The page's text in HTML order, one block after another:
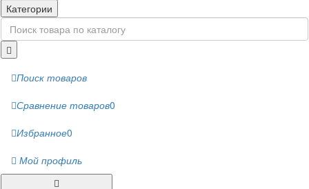
Категории
Поиск товаров
Сравнение товаров0
Избранное0
Мой профиль